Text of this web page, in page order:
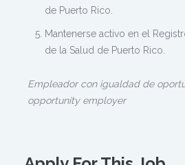
de Puerto Rico.
Mantenerse activo en el
de la Salud de Puerto Rico.
Empleador con igualdad de
opportunity employer